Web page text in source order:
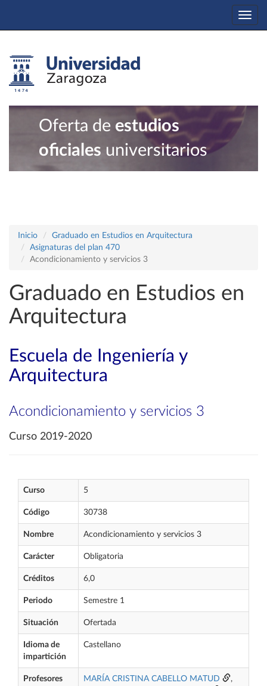
Oferta de estudios
oficiales universitarios
Inicio
Graduado en Estudios en Arquitectura
Asignaturas del plan 470
Acondicionamiento y servicios 3
Graduado en Estudios en
Arquitectura
Escuela de Ingeniería y
Arquitectura
Acondicionamiento y servicios 3
Curso 2019-2020
Curso 5
Código 30738
Nombre Acondicionamiento y servicios 3
Carácter Obligatoria
Créditos 6,0
Periodo Semestre 1
Situación Ofertada
Idioma de
impartición
Castellano
Profesores MARÍA CRISTINA CABELLO MATUD
,